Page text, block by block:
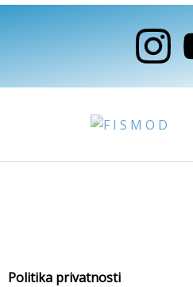
Skip
I
n
s
t
Politika privatnosti